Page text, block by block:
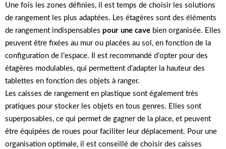
Une fois les zones définies, il est temps de choisir les solutions
de rangement les plus adaptées. Les étagères sont des éléments
de rangement indispensables pour une cave bien organisée. Elles
peuvent être fixées au mur ou placées au sol, en fonction de la
configuration de l’espace. Il est recommandé d’opter pour des
étagères modulables, qui permettent d’adapter la hauteur des
tablettes en fonction des objets à ranger.
Les caisses de rangement en plastique sont également très
pratiques pour stocker les objets en tous genres. Elles sont
superposables, ce qui permet de gagner de la place, et peuvent
être équipées de roues pour faciliter leur déplacement. Pour une
organisation optimale, il est conseillé de choisir des caisses